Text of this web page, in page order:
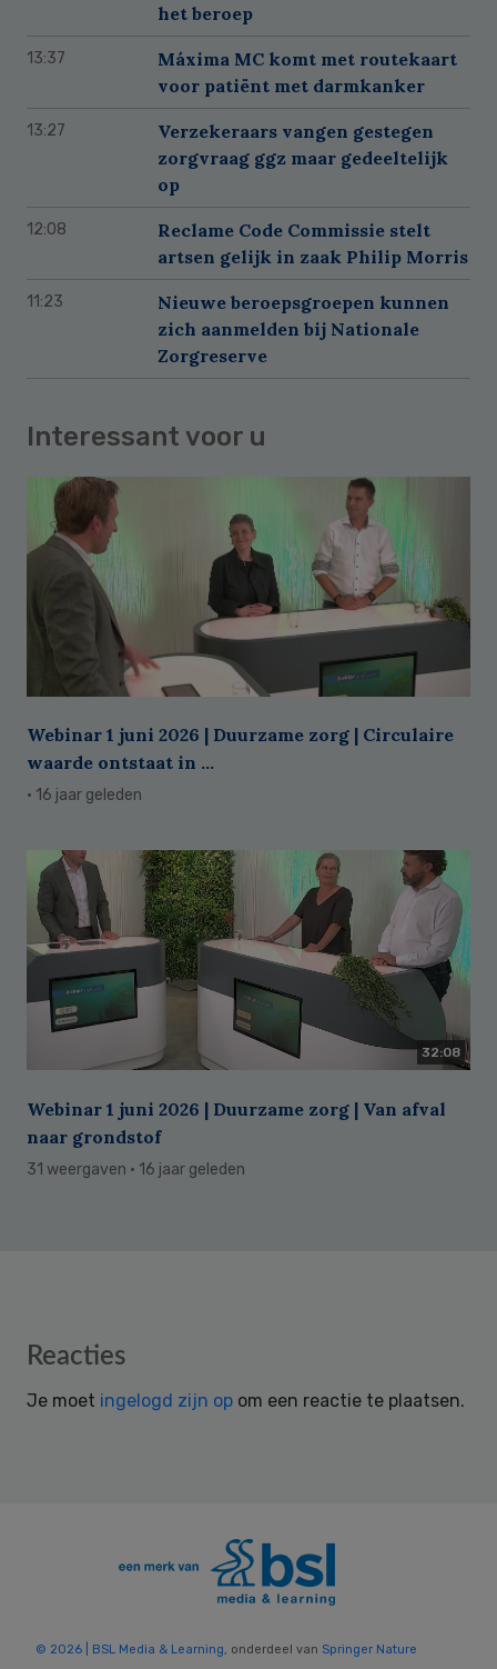
het beroep
13:37
Máxima MC komt met routekaart
voor patiënt met darmkanker
13:27
Verzekeraars vangen gestegen
zorgvraag ggz maar gedeeltelijk
op
12:08
Reclame Code Commissie stelt
artsen gelijk in zaak Philip Morris
11:23
Nieuwe beroepsgroepen kunnen
zich aanmelden bij Nationale
Zorgreserve
Interessant voor u
Webinar 1 juni 2026 | Duurzame zorg | Circulaire
waarde ontstaat in ...
· 16 jaar geleden
32:08
Webinar 1 juni 2026 | Duurzame zorg | Van afval
naar grondstof
31 weergaven · 16 jaar geleden
Reader
Reacties
Je moet ingelogd zijn op om een reactie te plaatsen.
© 2026 | BSL Media & Learning, onderdeel van Springer Nature